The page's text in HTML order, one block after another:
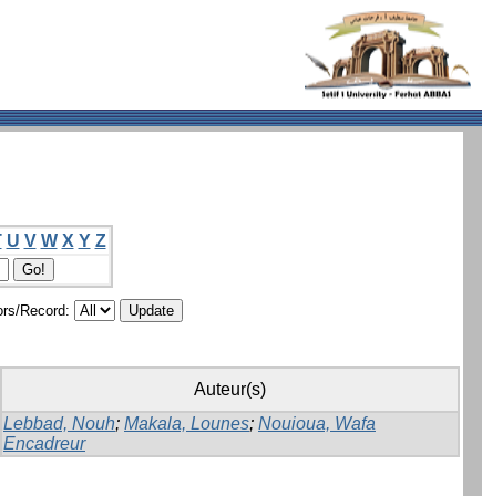
U V W X Y Z
Record:
Auteur(s)
Lebbad, Nouh; Makala, Lounes; Nouioua, Wafa
Encadreur